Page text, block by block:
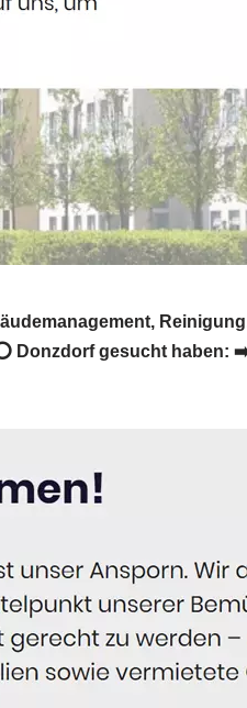
Donzdorf gesucht haben: